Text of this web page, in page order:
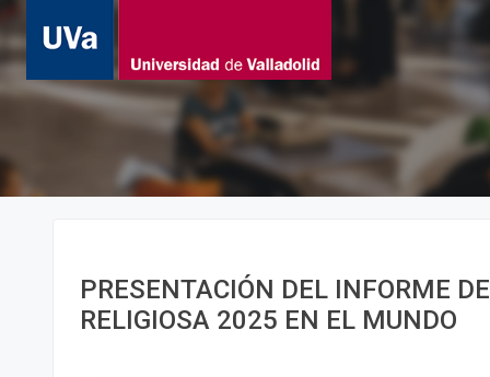
PRESENTACIÓN DEL INFORME
RELIGIOSA 2025 EN EL MUNDO